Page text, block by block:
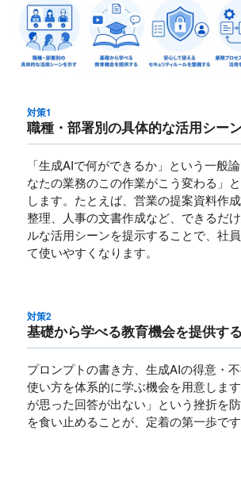
対策1
職種・部署別の具体的な活用シー
「生成AIで何ができるか」という一般
なたの業務のこの作業がこう変わる」
します。たとえば、営業の提案資料作
整理、人事の文書作成など、できるだ
ルな活用シーンを提示することで、社
て使いやすくなります。
対策2
基礎から学べる教育機会を提供する
プロンプトの書き方、生成AIの得意・
使い方を体系的に学ぶ機会を用意しま
が思った回答が出ない」という挫折を
を食い止めることが、定着の第一歩です